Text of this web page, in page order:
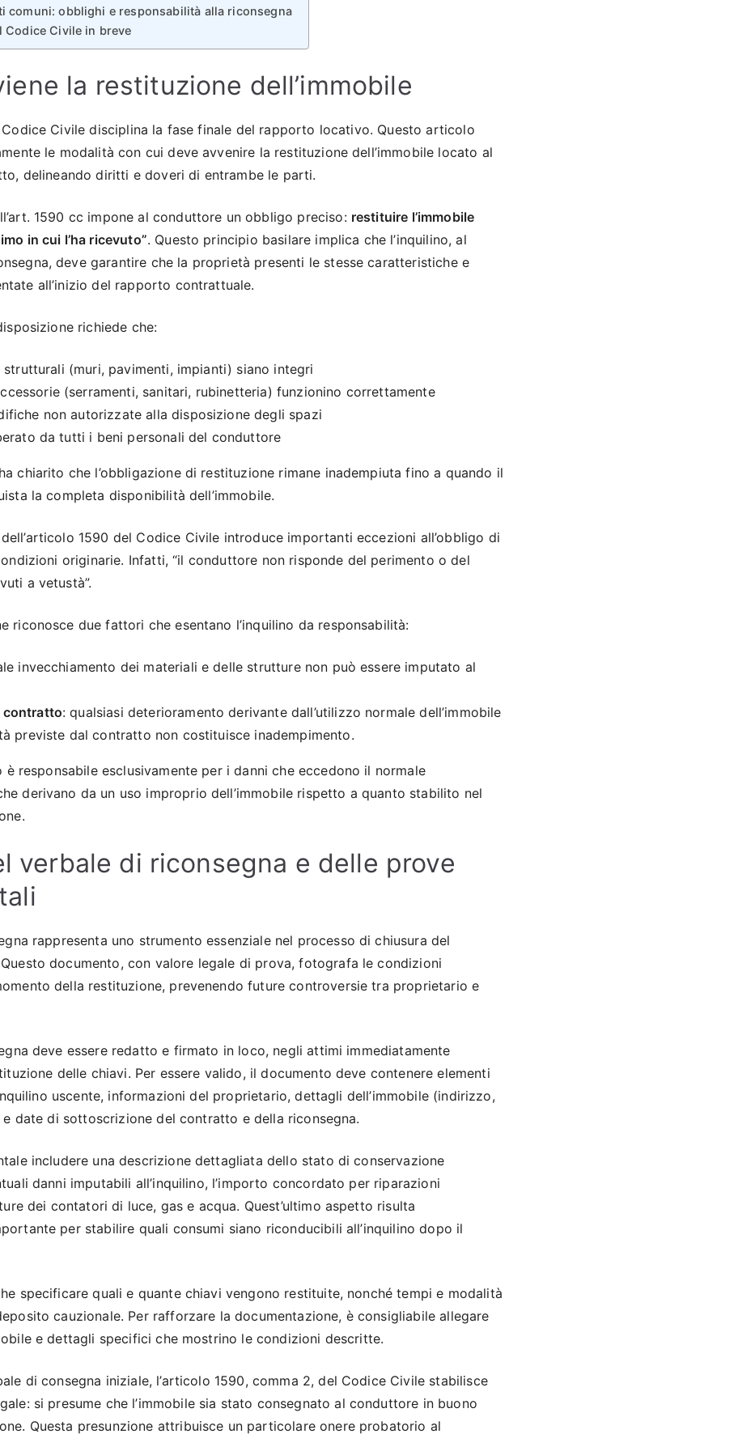
comuni: obblighi e responsabilità alla riconsegna
Codice Civile in breve
la restituzione dell’immobile
Codice Civile disciplina la fase finale del rapporto locativo. Questo articolo
le modalità con cui deve avvenire la restituzione dell’immobile locato al
delineando diritti e doveri di entrambe le parti.
1590 cc impone al conduttore un obbligo preciso: restituire l’immobile
in cui l’ha ricevuto”. Questo principio basilare implica che l’inquilino, al
deve garantire che la proprietà presenti le stesse caratteristiche e
all’inizio del rapporto contrattuale.
richiede che:
(muri, pavimenti, impianti) siano integri
(serramenti, sanitari, rubinetteria) funzionino correttamente
non autorizzate alla disposizione degli spazi
da tutti i beni personali del conduttore
chiarito che l’obbligazione di restituzione rimane inadempiuta fino a quando il
la completa disponibilità dell’immobile.
1590 del Codice Civile introduce importanti eccezioni all’obbligo di
originarie. Infatti, “il conduttore non risponde del perimento o del
a vetustà”.
riconosce due fattori che esentano l’inquilino da responsabilità:
invecchiamento dei materiali e delle strutture non può essere imputato al
contratto: qualsiasi deterioramento derivante dall’utilizzo normale dell’immobile
previste dal contratto non costituisce inadempimento.
è responsabile esclusivamente per i danni che eccedono il normale
derivano da un uso improprio dell’immobile rispetto a quanto stabilito nel
verbale di riconsegna e delle prove
rappresenta uno strumento essenziale nel processo di chiusura del
documento, con valore legale di prova, fotografa le condizioni
della restituzione, prevenendo future controversie tra proprietario e
deve essere redatto e firmato in loco, negli attimi immediatamente
delle chiavi. Per essere valido, il documento deve contenere elementi
uscente, informazioni del proprietario, dettagli dell’immobile (indirizzo,
e date di sottoscrizione del contratto e della riconsegna.
includere una descrizione dettagliata dello stato di conservazione
danni imputabili all’inquilino, l’importo concordato per riparazioni
dei contatori di luce, gas e acqua. Quest’ultimo aspetto risulta
per stabilire quali consumi siano riconducibili all’inquilino dopo il
specificare quali e quante chiavi vengono restituite, nonché tempi e modalità
cauzionale. Per rafforzare la documentazione, è consigliabile allegare
e dettagli specifici che mostrino le condizioni descritte.
di consegna iniziale, l’articolo 1590, comma 2, del Codice Civile stabilisce
si presume che l’immobile sia stato consegnato al conduttore in buono
Questa presunzione attribuisce un particolare onere probatorio al